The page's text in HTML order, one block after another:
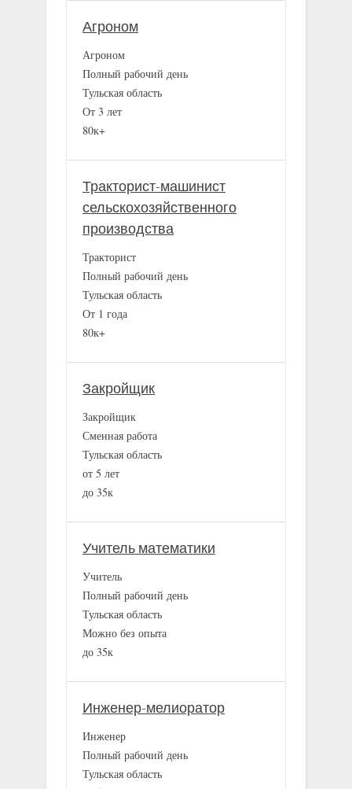
Агроном
Агроном
Полный рабочий день
Тульская область
От 3 лет
80к+
Тракторист-машинист
сельскохозяйственного
производства
Тракторист
Полный рабочий день
Тульская область
От 1 года
80к+
Закройщик
Закройщик
Сменная работа
Тульская область
от 5 лет
до 35к
Учитель математики
Учитель
Полный рабочий день
Тульская область
Можно без опыта
до 35к
Инженер-мелиоратор
Инженер
Полный рабочий день
Тульская область